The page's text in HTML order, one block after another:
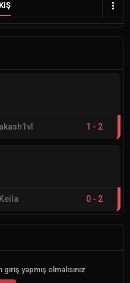
1 - 2
0 - 2
yapmış olmalısınız